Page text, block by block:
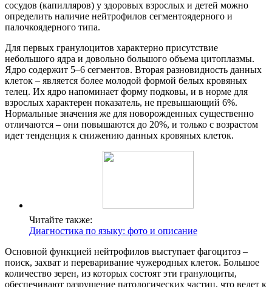
сосудов (капилляров) у здоровых взрослых и детей можно
определить наличие нейтрофилов сегментоядерного и
палочкоядерного типа.
Для первых гранулоцитов характерно присутствие
небольшого ядра и довольно большого объема цитоплазмы.
Ядро содержит 5–6 сегментов. Вторая разновидность данных
клеток – является более молодой формой белых кровяных
телец. Их ядро напоминает форму подковы, и в норме для
взрослых характерен показатель, не превышающий 6%.
Нормальные значения же для новорожденных существенно
отличаются – они повышаются до 20%, и только с возрастом
идет тенденция к снижению данных кровяных клеток.
Читайте также:
Диагностика по языку: фото и описание
Основной функцией нейтрофилов выступает фагоцитоз –
поиск, захват и переваривание чужеродных клеток. Большое
количество зерен, из которых состоят эти гранулоциты,
обеспечивают разрушение патологических частиц, что ведет к